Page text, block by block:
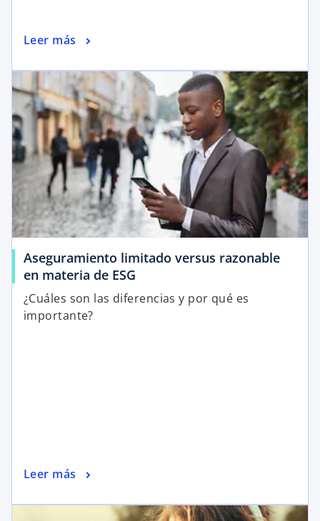
Leer más
Aseguramiento limitado versus razonable
en materia de ESG
¿Cuáles son las diferencias y por qué es
importante?
Leer más